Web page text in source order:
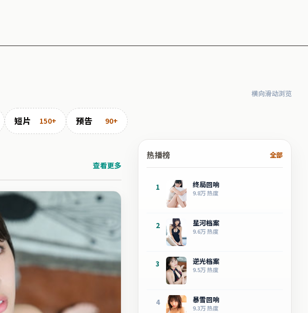
横向滑动浏览
短片 150+ 预告 90+
查看更多
热播榜 全部
1 终局回响
9.8万热度
2 星河档案
9.6万热度
3 逆光档案
9.5万热度
4 暴雪回响
9.3万热度